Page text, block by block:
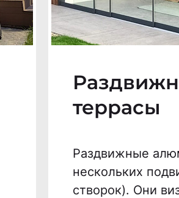
террасы
Раздвижные
нескольких
створок). Они